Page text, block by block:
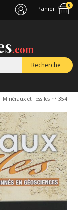
Panier 0
Recherche
Minéraux et Fossiles n° 354